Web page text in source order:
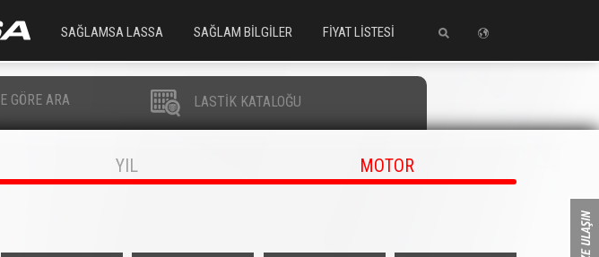
SAĞLAMSA LASSA SAĞLAM BİLGİLER FİYAT LİSTESİ
GÖRE ARA LASTİK KATALOĞU
YIL MOTOR